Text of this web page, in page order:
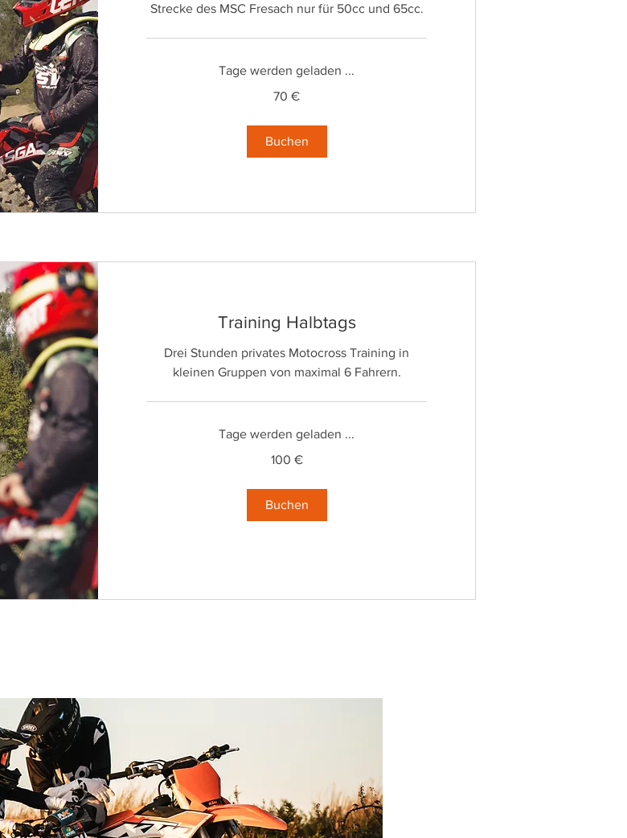
Strecke des MSC Fresach nur für 50cc und 65cc.
Tage werden geladen ...
70 €
Buchen
Training Halbtags
Drei Stunden privates Motocross Training in
kleinen Gruppen von maximal 6 Fahrern.
Tage werden geladen ...
100 €
Buchen